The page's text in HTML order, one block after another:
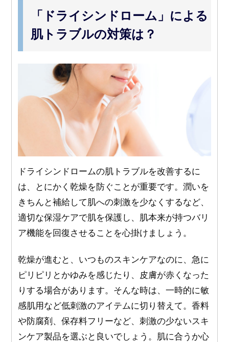
「ドライシンドローム」による
肌トラブルの対策は？
ドライシンドロームの肌トラブルを改善するに
は、とにかく乾燥を防ぐことが重要です。潤いを
きちんと補給して肌への刺激を少なくするなど、
適切な保湿ケアで肌を保護し、肌本来が持つバリ
ア機能を回復させることを心掛けましょう。
乾燥が進むと、いつものスキンケアなのに、急に
ピリピリとかゆみを感じたり、皮膚が赤くなった
りする場合があります。そんな時は、一時的に敏
感肌用など低刺激のアイテムに切り替えて。香料
や防腐剤、保存料フリーなど、刺激の少ないスキ
ンケア製品を選ぶと良いでしょう。肌に合うか心